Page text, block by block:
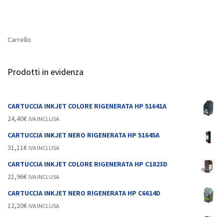
Carrello
Prodotti in evidenza
CARTUCCIA INKJET COLORE RIGENERATA HP 51641A
24,40€ IVA INCLUSA
CARTUCCIA INKJET NERO RIGENERATA HP 51645A
31,11€ IVA INCLUSA
CARTUCCIA INKJET COLORE RIGENERATA HP C1823D
21,96€ IVA INCLUSA
CARTUCCIA INKJET NERO RIGENERATA HP C6614D
12,20€ IVA INCLUSA